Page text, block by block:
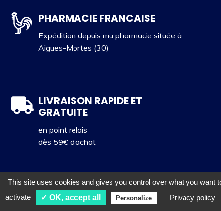
PHARMACIE FRANCAISE
Expédition depuis ma pharmacie située à
Aigues-Mortes (30)
LIVRAISON RAPIDE ET
GRATUITE
en point relais
dès 59€ d’achat
PARAPHARMACIE PAS CHERE
This site uses cookies and gives you control over what you want
activate
✓ OK, accept all Personalize Privacy policy